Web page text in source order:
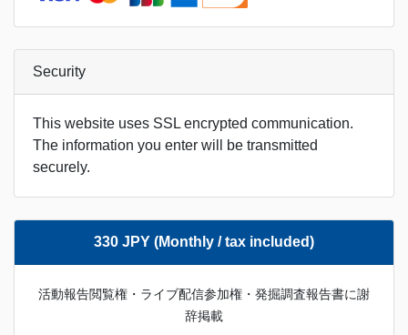
Security
This website uses SSL encrypted communication.
The information you enter will be transmitted
securely.
330 JPY (Monthly / tax included)
活動報告閲覧権・ライブ配信参加権・発掘調査報告書に謝
辞掲載